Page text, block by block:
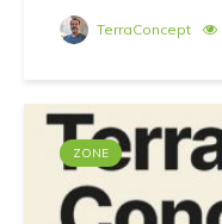
TerraConcept
ZONE